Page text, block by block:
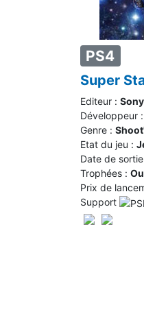
PS4
Super
Editeur :
Développeur :
Genre :
Etat du jeu :
Date de
Trophées :
Prix de
Support